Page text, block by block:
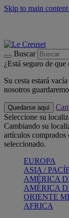
Skip to main content
Buscar
¿Está seguro de
Su cesta estará
nosotros
Quedarse aquí
Seleccione su
Cambiando su
artículos comprados
seleccionado.
EUROPA
ASIA /
AMÉRICA
AMÉRICA
ORIENTE
AFRICA